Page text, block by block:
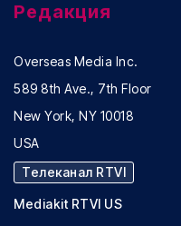
Редакция
Overseas Media Inc.
589 8th Ave., 7th Floor
New York, NY 10018
USA
Телеканал RTVI
Mediakit RTVI US